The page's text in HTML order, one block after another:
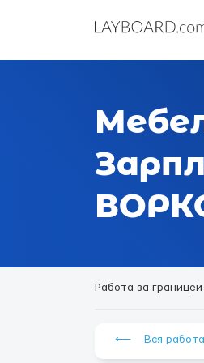
Работа за границей
⟵ Вся работа